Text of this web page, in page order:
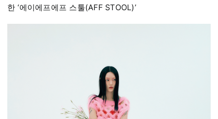
한 ‘에이에프에프 스툴(AFF STOOL)’